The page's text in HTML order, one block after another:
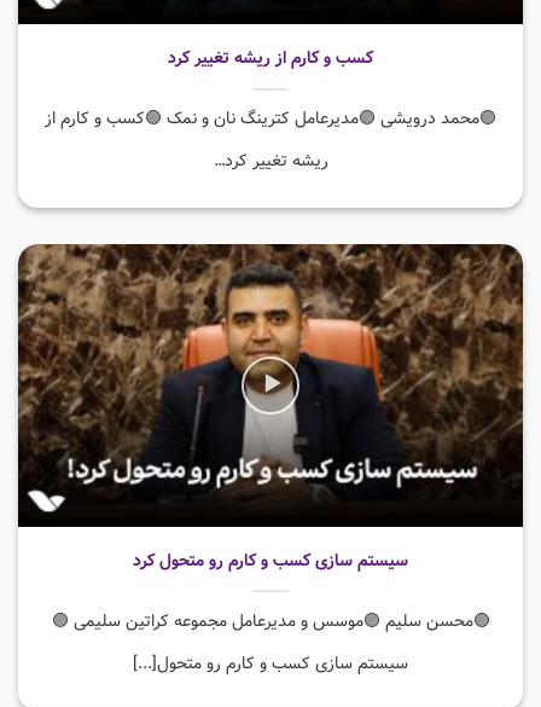
کسب و کارم از ریشه تغییر کرد
🟣محمد درویشی 🟣مدیرعامل کترینگ نان و نمک 🟣کسب و کارم از
ریشه تغییر کرد…
سیستم سازی کسب و کارم رو متحول کرد
🟣محسن سلیم 🟣موسس و مدیرعامل مجموعه کراتین سلیمی 🟣
سیستم سازی کسب و کارم رو متحول[...]